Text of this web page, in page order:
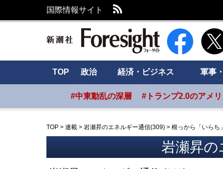
国際情報サイト
新潮社 Foresight
TOP 政治 経済・ビジネス 軍事
#中東動乱の深層 #トランプ2.0のアメリ
TOP > 連載 > 岩瀬昇のエネルギー通信(309) > 根っから「いらち
岩瀬昇の